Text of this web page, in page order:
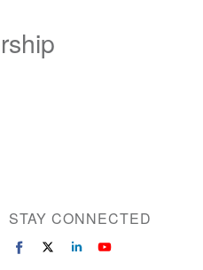
STAY CONNECTED